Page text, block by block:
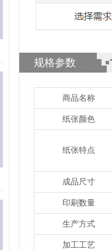
规格参数
商品名称
纸张颜色
纸张特点
成品尺寸
印刷数量
生产方式
加工工艺